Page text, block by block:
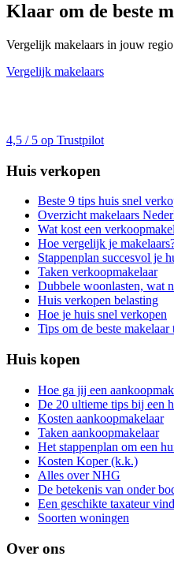
Klaar om de beste
Vergelijk makelaars in jouw
Vergelijk makelaars
4,5 / 5 op Trustpilot
Huis verkopen
Beste 9 tips huis snel
Overzicht makelaars
Wat kost een
Hoe vergelijk je
Stappenplan succesvol je
Taken verkoopmakelaar
Dubbele woonlasten, wat
Huis verkopen belasting
Hoe je huis snel verkopen
Tips om de beste makelaar
Huis kopen
Hoe ga jij een
De 20 ultieme tips bij een
Kosten aankoopmakelaar
Taken aankoopmakelaar
Het stappenplan om een
Kosten Koper (k.k.)
Alles over NHG
De betekenis van onder
Een geschikte taxateur
Soorten woningen
Over ons